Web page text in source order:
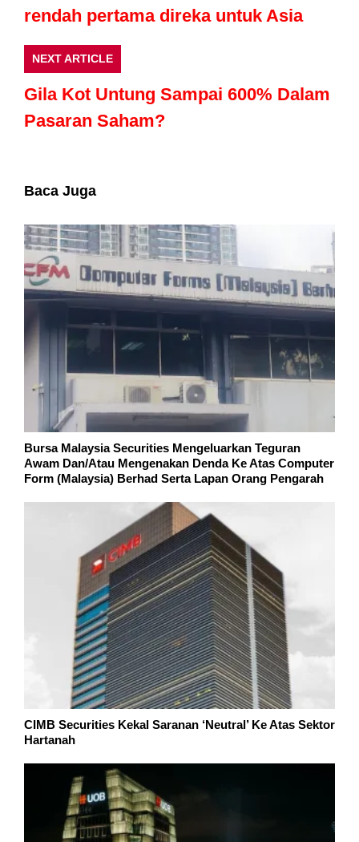
rendah pertama direka untuk Asia
NEXT ARTICLE
Gila Kot Untung Sampai 600% Dalam
Pasaran Saham?
Baca Juga
Bursa Malaysia Securities Mengeluarkan Teguran
Awam Dan/Atau Mengenakan Denda Ke Atas Computer
Form (Malaysia) Berhad Serta Lapan Orang Pengarah
CIMB Securities Kekal Saranan ‘Neutral’ Ke Atas Sektor
Hartanah